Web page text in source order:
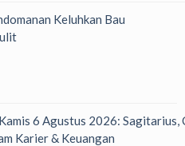
Keluhkan Bau
6 Agustus 2026: Sagitarius,
Karier & Keuangan